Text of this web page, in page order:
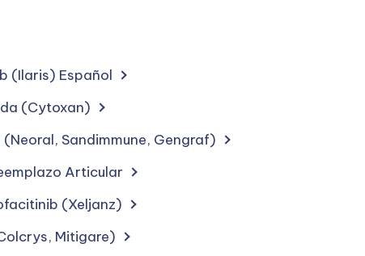
(Ilaris) Español
(Cytoxan)
Sandimmune, Gengraf)
Articular
(Xeljanz)
Mitigare)